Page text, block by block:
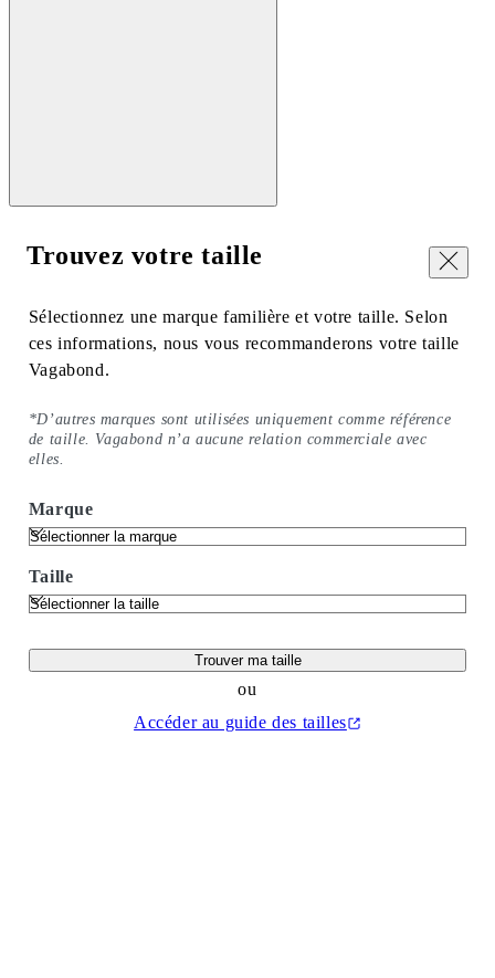
Fermer
Trouvez votre taille
Sélectionnez une marque familière et votre taille. Selon
ces informations, nous vous recommanderons votre taille
Vagabond.
*D’autres marques sont utilisées uniquement comme référence
de taille. Vagabond n’a aucune relation commerciale avec
elles.
Marque
Taille
Trouver ma taille
ou
Accéder au guide des tailles
(Ouvrir dans un nouvel onglet)